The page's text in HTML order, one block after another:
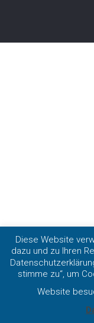
Diese Website
dazu und zu Ihren
stimme zu“, um
Website